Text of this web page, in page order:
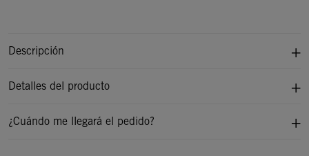
Descripción
Detalles del producto
¿Cuándo me llegará el pedido?